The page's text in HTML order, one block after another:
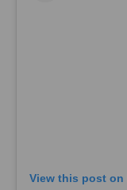
View this post on